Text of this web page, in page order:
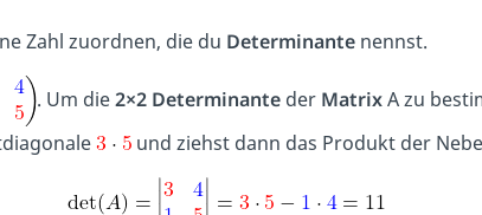
Zahl zuordnen, die du Determinantenennst.
. Um die2×2 Determinanteder MatrixA zu
und ziehst dann das Produkt der